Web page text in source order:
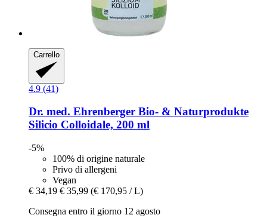
Carrello
4.9 (41)
Dr. med. Ehrenberger Bio- & Naturprodukte
Silicio Colloidale, 200 ml
-5%
100% di origine naturale
Privo di allergeni
Vegan
€ 34,19 € 35,99 (€ 170,95 / L)
Consegna entro il giorno 12 agosto